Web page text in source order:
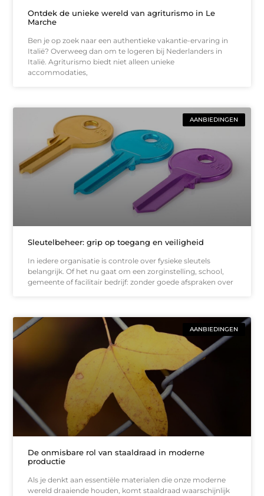
Ontdek de unieke wereld van agriturismo in Le
Marche
Ben je op zoek naar een authentieke vakantie-ervaring in
Italië? Overweeg dan om te logeren bij Nederlanders in
Italië. Agriturismo biedt niet alleen unieke
accommodaties,
AANBIEDINGEN
Sleutelbeheer: grip op toegang en veiligheid
In iedere organisatie is controle over fysieke sleutels
belangrijk. Of het nu gaat om een zorginstelling, school,
gemeente of facilitair bedrijf: zonder goede afspraken over
AANBIEDINGEN
De onmisbare rol van staaldraad in moderne
productie
Als je denkt aan essentiële materialen die onze moderne
wereld draaiende houden, komt staaldraad waarschijnlijk